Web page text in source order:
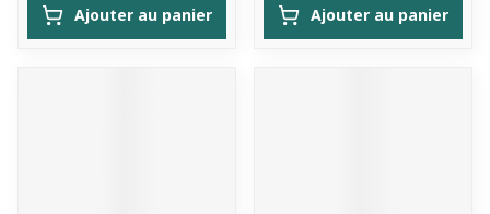
Ajouter au panier Ajouter au panier